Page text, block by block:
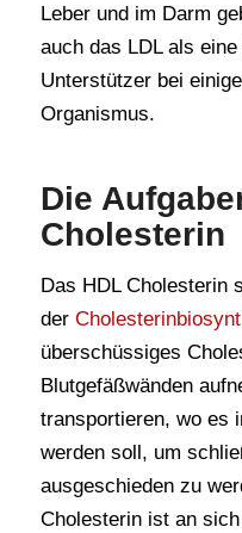
Leber und im Darm
auch das LDL als
Unterstützer bei
Organismus.
Die
Cholesterin
Das HDL Cholesterin
der
überschüssiges
Blutgefäßwänden
transportieren, wo es
werden soll, um
ausgeschieden zu
Cholesterin ist an